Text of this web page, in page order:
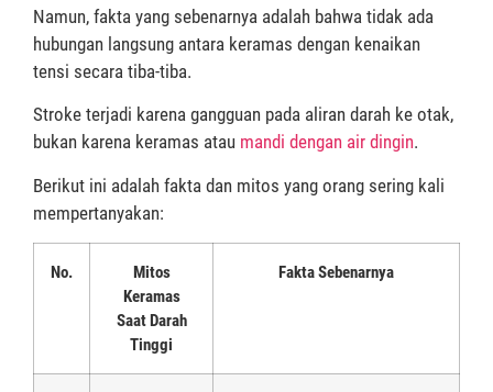
Namun, fakta yang sebenarnya adalah bahwa tidak ada
hubungan langsung antara keramas dengan kenaikan
tensi secara tiba-tiba.
Stroke terjadi karena gangguan pada aliran darah ke otak,
bukan karena keramas atau mandi dengan air dingin.
Berikut ini adalah fakta dan mitos yang orang sering kali
mempertanyakan:
No.
Mitos
Keramas
Saat Darah
Tinggi
Fakta Sebenarnya